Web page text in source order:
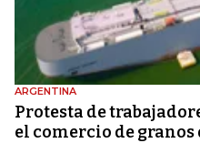
ARGENTINA
Protesta de
el comercio de